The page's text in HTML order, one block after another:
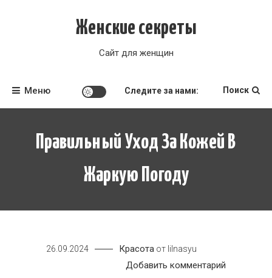
Женские секреты
Сайт для женщин
Меню Следите за нами: Поиск
Правильный Уход За Кожей В
Жаркую Погоду
26.09.2024 Красота от lilnasyu
Добавить комментарий